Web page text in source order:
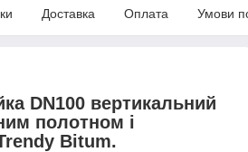
Доставка Оплата Умови
DN100 вертикальний
полотном і
Bitum.